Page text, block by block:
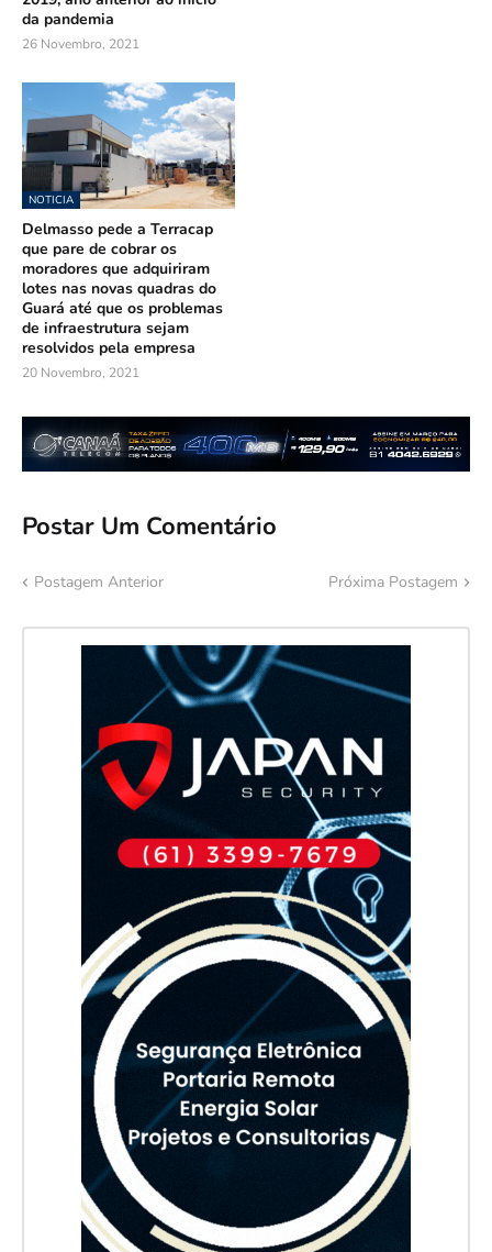
da pandemia
26 Novembro, 2021
NOTICIA
Delmasso pede a Terracap
que pare de cobrar os
moradores que adquiriram
lotes nas novas quadras do
Guará até que os problemas
de infraestrutura sejam
resolvidos pela empresa
20 Novembro, 2021
Postar Um Comentário
Postagem Anterior Próxima Postagem